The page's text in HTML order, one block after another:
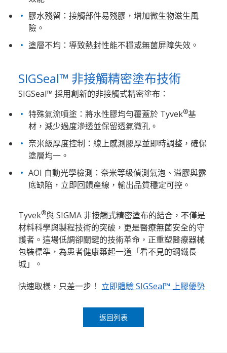
膠水殘留：接觸部件易殘膠，增加微生物滋生風
險。
塗層不均：導致熱封性能不穩或無菌屏障失效。
SIGSeal™ 非接觸精密塗布技術​
SIGSeal™ 採用創新的非接觸式精密塗布：
特殊氣流噴塗：將水性膠均勻覆蓋於 Tyvek®基
材，減少過度滲透並保留透氣微孔。
奈米級厚度控制：線上感測膠厚並即時調整，確保
塗層均一。
​ AOI 自動光學檢測：奈米等級偵測氣泡、溢膠與露
底缺陷，立即回饋產線，輸出品質穩定可控。
Tyvek®與 SIGMA 非接觸式精密塗布的結合，不僅是
材料科學與製程技術的突破，更是醫療無菌安全的守
護者。這場低調卻關鍵的技術革命，正重塑醫療器械
包裝標準，為患者健康築起一道「看不見的鋼鐵長
城」。​
快速取樣，只差一步！ 立即體驗 SIGSeal™ 上膠優勢
返回列表